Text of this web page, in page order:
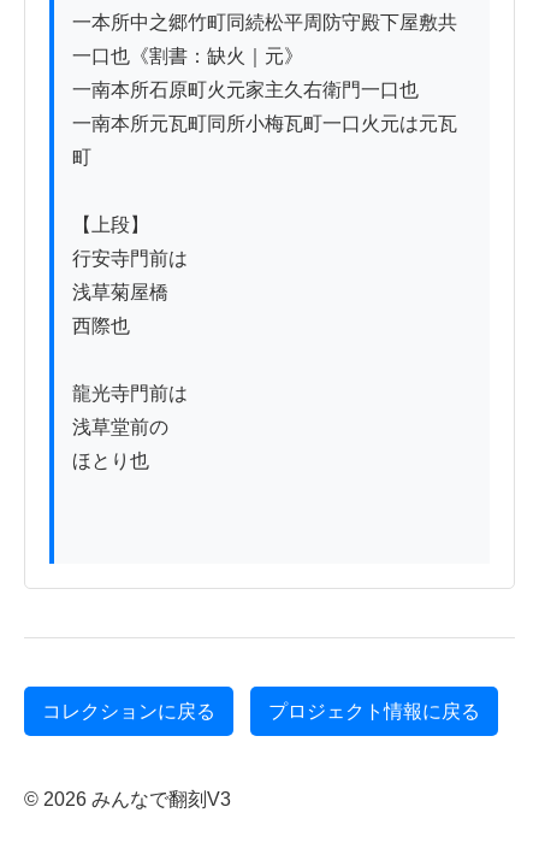
一本所中之郷竹町同続松平周防守殿下屋敷共
一口也《割書：缺火｜元》
一南本所石原町火元家主久右衛門一口也
一南本所元瓦町同所小梅瓦町一口火元は元瓦
町
【上段】
行安寺門前は
浅草菊屋橋
西際也
龍光寺門前は
浅草堂前の
ほとり也
コレクションに戻る プロジェクト情報に戻る
© 2026 みんなで翻刻V3